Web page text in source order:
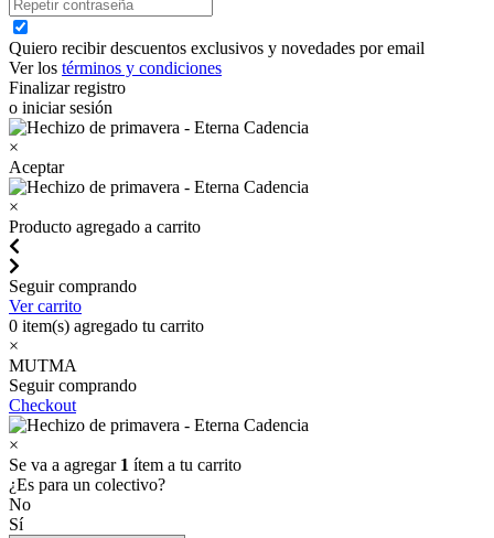
Quiero recibir descuentos exclusivos y novedades por email
Ver los términos y condiciones
Finalizar registro
o iniciar sesión
×
Aceptar
×
Producto agregado a carrito
Seguir comprando
Ver carrito
0 item(s) agregado tu carrito
×
MUTMA
Seguir comprando
Checkout
×
Se va a agregar 1 ítem a tu carrito
¿Es para un colectivo?
No
Sí